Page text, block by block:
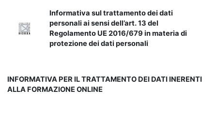
Informativa sul trattamento dei dati
personali ai sensi dell’art. 13 del
Regolamento UE 2016/679 in materia di
protezione dei dati personali
INFORMATIVA PER IL TRATTAMENTO DEI DATI INERENTI
ALLA FORMAZIONE ONLINE